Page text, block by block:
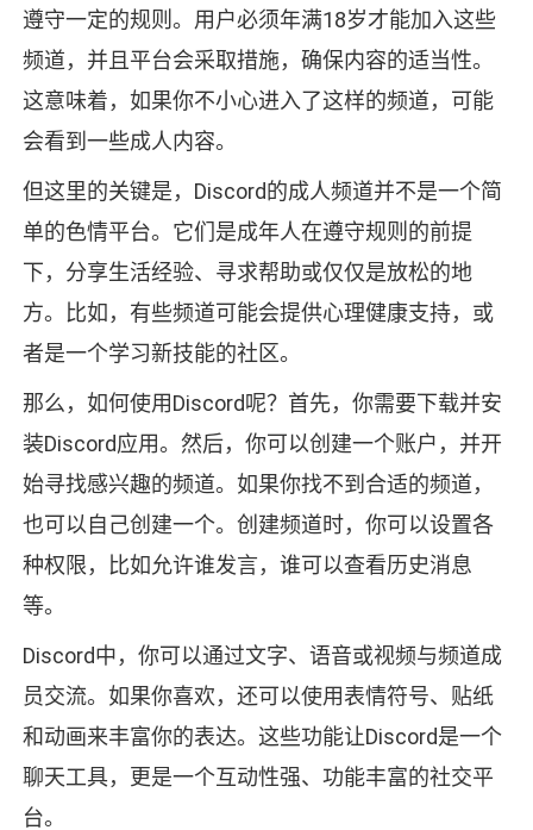
遵守一定的规则。用户必须年满18岁才能加入这些
频道，并且平台会采取措施，确保内容的适当性。
这意味着，如果你不小心进入了这样的频道，可能
会看到一些成人内容。
但这里的关键是，Discord的成人频道并不是一个简
单的色情平台。它们是成年人在遵守规则的前提
下，分享生活经验、寻求帮助或仅仅是放松的地
方。比如，有些频道可能会提供心理健康支持，或
者是一个学习新技能的社区。
那么，如何使用Discord呢？首先，你需要下载并安
装Discord应用。然后，你可以创建一个账户，并开
始寻找感兴趣的频道。如果你找不到合适的频道，
也可以自己创建一个。创建频道时，你可以设置各
种权限，比如允许谁发言，谁可以查看历史消息
等。
Discord中，你可以通过文字、语音或视频与频道成
员交流。如果你喜欢，还可以使用表情符号、贴纸
和动画来丰富你的表达。这些功能让Discord是一个
聊天工具，更是一个互动性强、功能丰富的社交平
台。